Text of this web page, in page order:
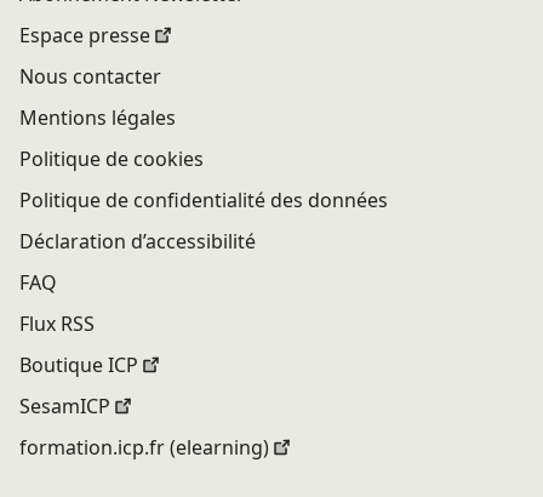
Espace presse
Nous contacter
Mentions légales
Politique de cookies
Politique de confidentialité des données
Déclaration d’accessibilité
FAQ
Flux RSS
Boutique ICP
SesamICP
formation.icp.fr (elearning)